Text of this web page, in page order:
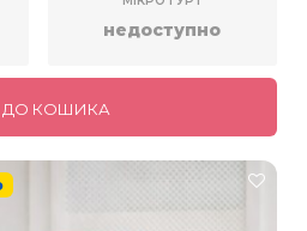
недоступно
ДО КОШИКА